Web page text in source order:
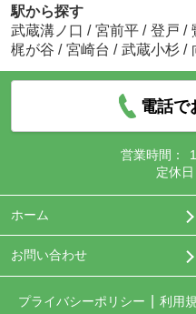
駅から探す
武蔵溝ノ口 / 宮前平 / 登戸 /
梶が谷 / 宮崎台 / 武蔵小杉 /
電話で
営業時間：
定休日
ホーム
お問い合わせ
プライバシーポリシー 利用